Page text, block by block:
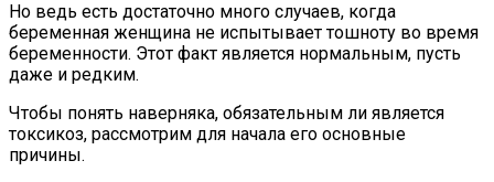
Но ведь есть достаточно много случаев, когда
беременная женщина не испытывает тошноту во время
беременности. Этот факт является нормальным, пусть
даже и редким.
Чтобы понять наверняка, обязательным ли является
токсикоз, рассмотрим для начала его основные
причины.